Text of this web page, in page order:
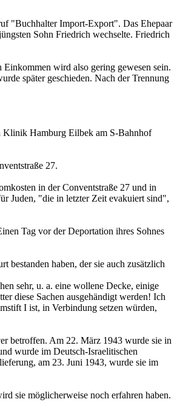
"Buchhalter Import-Export". Das Ehepaar
Sohn Friedrich wechselte. Friedrich
wird also gering gewesen sein.
später geschieden. Nach der Trennung
Klinik Hamburg Eilbek am S-Bahnhof
27.
in der Conventstraße 27 und in
Juden, "die in letzter Zeit evakuiert sind",
Tag vor der Deportation ihres Sohnes
bestanden haben, der sie auch zusätzlich
sehr, u. a. eine wollene Decke, einige
diese Sachen ausgehändigt werden! Ich
I ist, in Verbindung setzen würden,
betroffen. Am 22. März 1943 wurde sie in
wurde im Deutsch-Israelitischen
am 23. Juni 1943, wurde sie im
sie möglicherweise noch erfahren haben.